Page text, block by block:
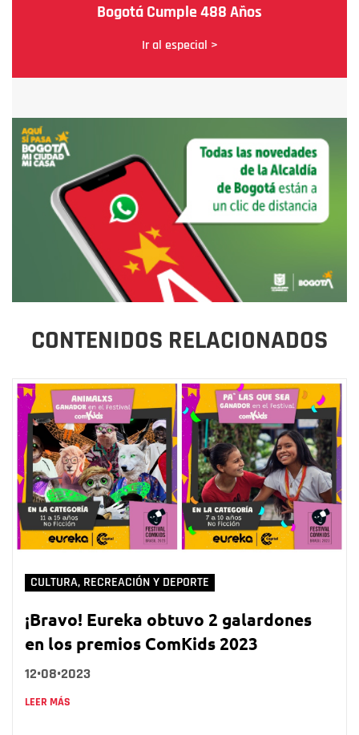
Bogotá Cumple 488 Años
Ir al especial >
CONTENIDOS RELACIONADOS
CULTURA, RECREACIÓN Y DEPORTE
¡Bravo! Eureka obtuvo 2 galardones
en los premios ComKids 2023
12•08•2023
LEER MÁS